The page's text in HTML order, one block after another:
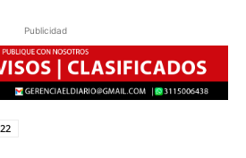
Publicidad